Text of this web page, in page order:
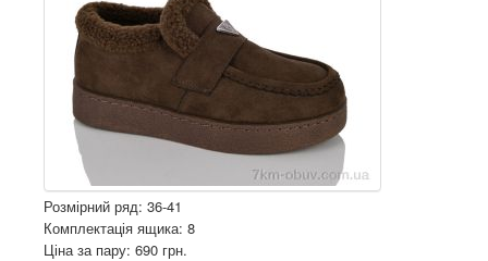
Розмірний ряд: 36-41
Комплектація ящика: 8
Ціна за пару: 690 грн.